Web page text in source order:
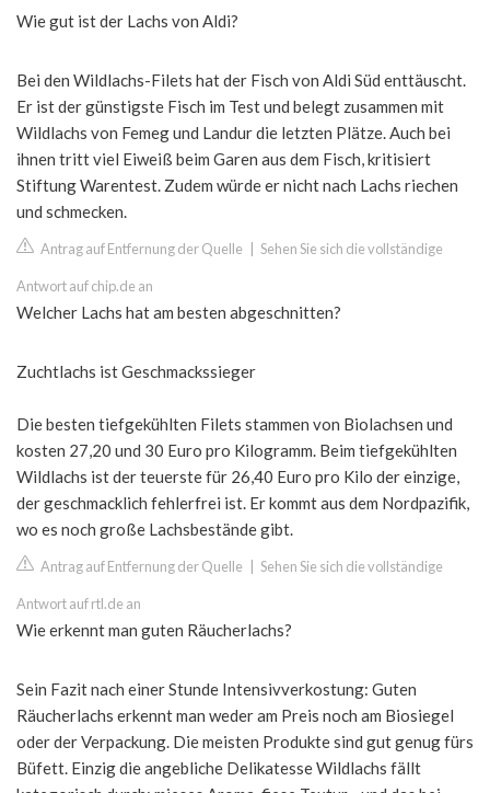
Wie gut ist der Lachs von Aldi?
Bei den Wildlachs-Filets hat der Fisch von Aldi Süd enttäuscht.
Er ist der günstigste Fisch im Test und belegt zusammen mit
Wildlachs von Femeg und Landur die letzten Plätze. Auch bei
ihnen tritt viel Eiweiß beim Garen aus dem Fisch, kritisiert
Stiftung Warentest. Zudem würde er nicht nach Lachs riechen
und schmecken.
Antrag auf Entfernung der Quelle Sehen Sie sich die vollständige
Antwort auf chip.de an
Welcher Lachs hat am besten abgeschnitten?
Zuchtlachs ist Geschmackssieger
Die besten tiefgekühlten Filets stammen von Biolachsen und
kosten 27,20 und 30 Euro pro Kilogramm. Beim tiefgekühlten
Wildlachs ist der teuerste für 26,40 Euro pro Kilo der einzige,
der geschmacklich fehlerfrei ist. Er kommt aus dem Nordpazifik,
wo es noch große Lachsbestände gibt.
Antrag auf Entfernung der Quelle Sehen Sie sich die vollständige
Antwort auf rtl.de an
Wie erkennt man guten Räucherlachs?
Sein Fazit nach einer Stunde Intensivverkostung: Guten
Räucherlachs erkennt man weder am Preis noch am Biosiegel
oder der Verpackung. Die meisten Produkte sind gut genug fürs
Büfett. Einzig die angebliche Delikatesse Wildlachs fällt